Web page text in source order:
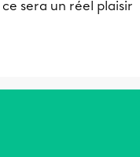
sera un réel plaisir